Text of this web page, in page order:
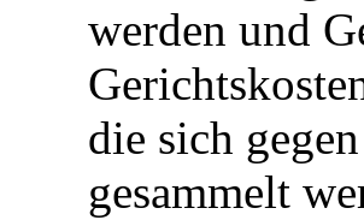
werden und
die sich
gesammelt